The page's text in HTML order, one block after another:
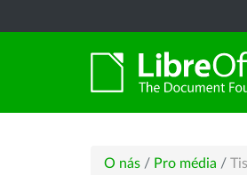
O nás / Pro média /